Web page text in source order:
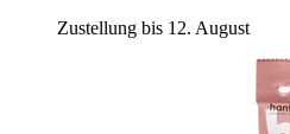
Zustellung bis 12. August